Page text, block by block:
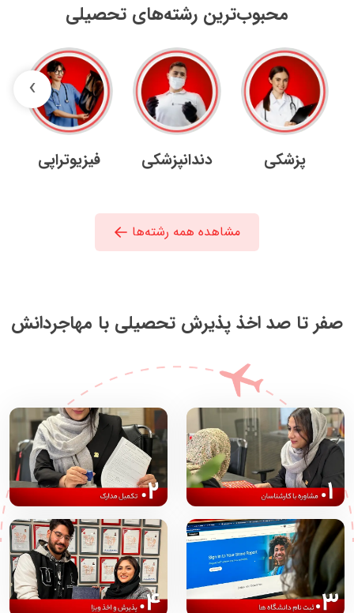
محبوب‌ترین رشته‌های تحصیلی
پزشکی دندانپزشکی فیزیوتراپی
›
مشاهده همه رشته‌ها
صفر تا صد اخذ پذیرش تحصیلی با مهاجردانش